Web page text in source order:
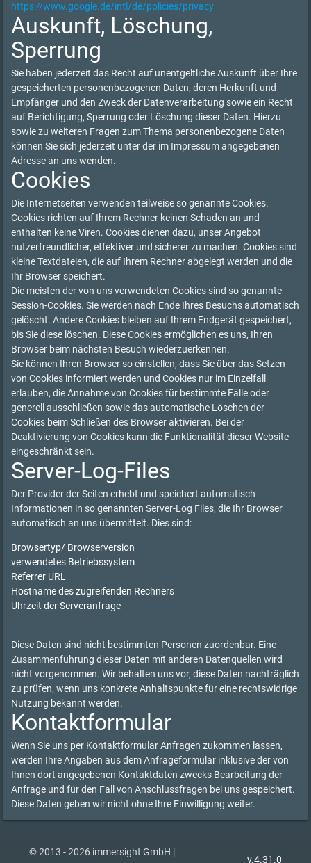
https://www.google.de/intl/de/policies/privacy
Auskunft, Löschung,
Sperrung
Sie haben jederzeit das Recht auf unentgeltliche Auskunft über Ihre
gespeicherten personenbezogenen Daten, deren Herkunft und
Empfänger und den Zweck der Datenverarbeitung sowie ein Recht
auf Berichtigung, Sperrung oder Löschung dieser Daten. Hierzu
sowie zu weiteren Fragen zum Thema personenbezogene Daten
können Sie sich jederzeit unter der im Impressum angegebenen
Adresse an uns wenden.
Cookies
Die Internetseiten verwenden teilweise so genannte Cookies.
Cookies richten auf Ihrem Rechner keinen Schaden an und
enthalten keine Viren. Cookies dienen dazu, unser Angebot
nutzerfreundlicher, effektiver und sicherer zu machen. Cookies sind
kleine Textdateien, die auf Ihrem Rechner abgelegt werden und die
Ihr Browser speichert.
Die meisten der von uns verwendeten Cookies sind so genannte
Session-Cookies. Sie werden nach Ende Ihres Besuchs automatisch
gelöscht. Andere Cookies bleiben auf Ihrem Endgerät gespeichert,
bis Sie diese löschen. Diese Cookies ermöglichen es uns, Ihren
Browser beim nächsten Besuch wiederzuerkennen.
Sie können Ihren Browser so einstellen, dass Sie über das Setzen
von Cookies informiert werden und Cookies nur im Einzelfall
erlauben, die Annahme von Cookies für bestimmte Fälle oder
generell ausschließen sowie das automatische Löschen der
Cookies beim Schließen des Browser aktivieren. Bei der
Deaktivierung von Cookies kann die Funktionalität dieser Website
eingeschränkt sein.
Server-Log-Files
Der Provider der Seiten erhebt und speichert automatisch
Informationen in so genannten Server-Log Files, die Ihr Browser
automatisch an uns übermittelt. Dies sind:
Browsertyp/ Browserversion
verwendetes Betriebssystem
Referrer URL
Hostname des zugreifenden Rechners
Uhrzeit der Serveranfrage
Diese Daten sind nicht bestimmten Personen zuordenbar. Eine
Zusammenführung dieser Daten mit anderen Datenquellen wird
nicht vorgenommen. Wir behalten uns vor, diese Daten nachträglich
zu prüfen, wenn uns konkrete Anhaltspunkte für eine rechtswidrige
Nutzung bekannt werden.
Kontaktformular
Wenn Sie uns per Kontaktformular Anfragen zukommen lassen,
werden Ihre Angaben aus dem Anfrageformular inklusive der von
Ihnen dort angegebenen Kontaktdaten zwecks Bearbeitung der
Anfrage und für den Fall von Anschlussfragen bei uns gespeichert.
Diese Daten geben wir nicht ohne Ihre Einwilligung weiter.
© 2013 - 2026 immersight GmbH |
v.4.31.0